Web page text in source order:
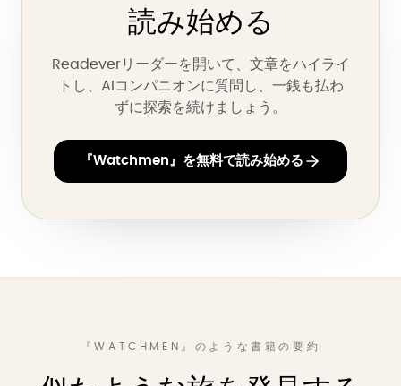
読み始める
Readeverリーダーを開いて、文章をハイライ
トし、AIコンパニオンに質問し、一銭も払わ
ずに探索を続けましょう。
『Watchmen』を無料で読み始める
『WATCHMEN』のような書籍の要約